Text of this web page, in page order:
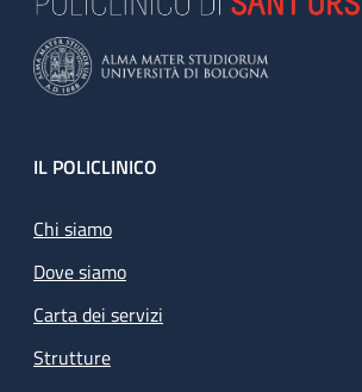
Footer
IL POLICLINICO
Chi siamo
Dove siamo
Carta dei servizi
Strutture